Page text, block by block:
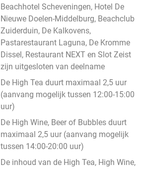
Beachhotel Scheveningen, Hotel De
Nieuwe Doelen-Middelburg, Beachclub
Zuiderduin, De Kalkovens,
Pastarestaurant Laguna, De Kromme
Dissel, Restaurant NEXT en Slot Zeist
zijn uitgesloten van deelname
De High Tea duurt maximaal 2,5 uur
(aanvang mogelijk tussen 12:00-15:00
uur)
De High Wine, Beer of Bubbles duurt
maximaal 2,5 uur (aanvang mogelijk
tussen 14:00-20:00 uur)
De inhoud van de High Tea, High Wine,